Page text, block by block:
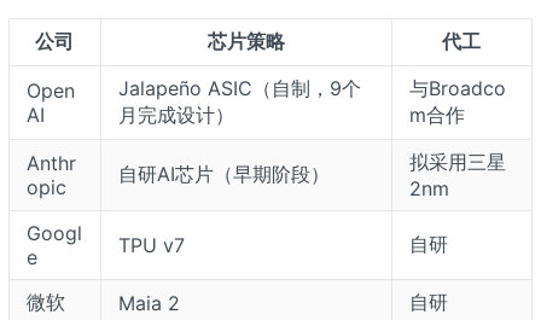
公司 芯片策略 代工
Open
AI
Jalapeño ASIC（自制，9个
月完成设计）
与Broadco
m合作
Anthr
opic
自研AI芯片（早期阶段）
拟采用三星
2nm
Googl
e
TPU v7 自研
微软 Maia 2
自研